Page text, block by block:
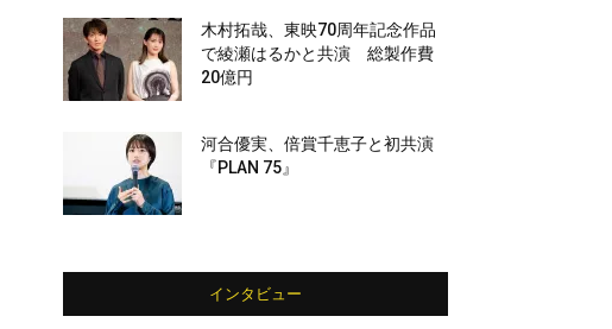
木村拓哉、東映70周年記念作品
で綾瀬はるかと共演 総製作費
20億円
河合優実、倍賞千恵子と初共演
『PLAN 75』
インタビュー